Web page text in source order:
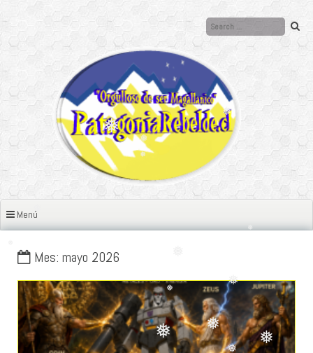
❅ ❅
❅
❅
❅
❅
❅
❅
❅
❅
❅
❅
❅
al
contenido
Menú
Mes: mayo 2026